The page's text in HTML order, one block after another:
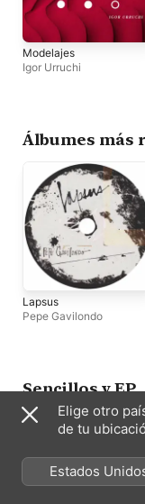
Modelajes
Igor Urruchi
Álbumes más
Lapsus
Pepe Gavilondo
Sencillos y EP
Elige otro
de tu
Estados
México)